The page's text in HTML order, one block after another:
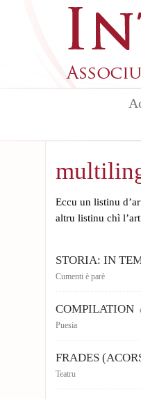
Eccu un listinu
altru listinu chì
STORIA: IN
Cumenti è parè
COMPILATION
Puesia
FRADES
Teatru